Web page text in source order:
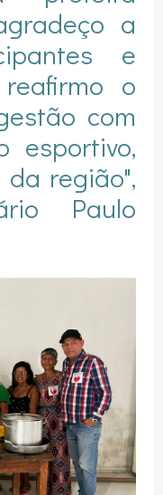
a
e
o
com
esportivo,
região",
Paulo